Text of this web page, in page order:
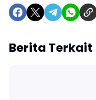
Berita Terkait